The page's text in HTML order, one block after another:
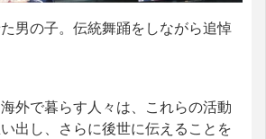
男の子。伝統舞踊をしながら追悼
外で暮らす人々は、これらの活動
出し、さらに後世に伝えることを